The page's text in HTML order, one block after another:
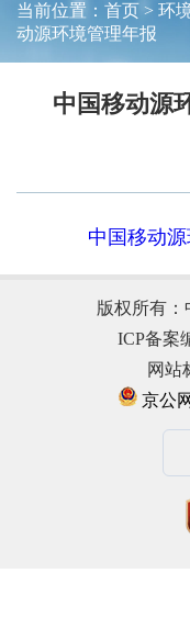
当前位置： 首页> 环
动源环境管理年报
中国移动源
中国移动源
版权所有：
ICP备案
网站
京公